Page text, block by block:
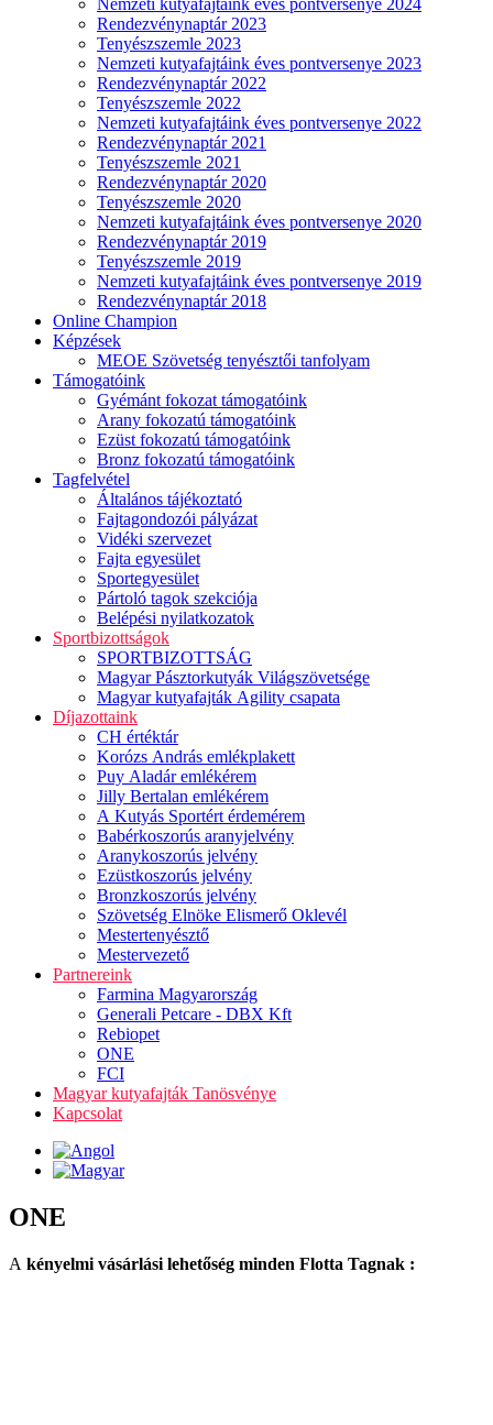
Nemzeti kutyafajtáink éves pontversenye 2024
Rendezvénynaptár 2023
Tenyészszemle 2023
Nemzeti kutyafajtáink éves pontversenye 2023
Rendezvénynaptár 2022
Tenyészszemle 2022
Nemzeti kutyafajtáink éves pontversenye 2022
Rendezvénynaptár 2021
Tenyészszemle 2021
Rendezvénynaptár 2020
Tenyészszemle 2020
Nemzeti kutyafajtáink éves pontversenye 2020
Rendezvénynaptár 2019
Tenyészszemle 2019
Nemzeti kutyafajtáink éves pontversenye 2019
Rendezvénynaptár 2018
Online Champion
Képzések
MEOE Szövetség tenyésztői tanfolyam
Támogatóink
Gyémánt fokozat támogatóink
Arany fokozatú támogatóink
Ezüst fokozatú támogatóink
Bronz fokozatú támogatóink
Tagfelvétel
Általános tájékoztató
Fajtagondozói pályázat
Vidéki szervezet
Fajta egyesület
Sportegyesület
Pártoló tagok szekciója
Belépési nyilatkozatok
Sportbizottságok
SPORTBIZOTTSÁG
Magyar Pásztorkutyák Világszövetsége
Magyar kutyafajták Agility csapata
Díjazottaink
CH értéktár
Korózs András emlékplakett
Puy Aladár emlékérem
Jilly Bertalan emlékérem
A Kutyás Sportért érdemérem
Babérkoszorús aranyjelvény
Aranykoszorús jelvény
Ezüstkoszorús jelvény
Bronzkoszorús jelvény
Szövetség Elnöke Elismerő Oklevél
Mestertenyésztő
Mestervezető
Partnereink
Farmina Magyarország
Generali Petcare - DBX Kft
Rebiopet
ONE
FCI
Magyar kutyafajták Tanösvénye
Kapcsolat
ONE
A kényelmi vásárlási lehetőség minden Flotta Tagnak :